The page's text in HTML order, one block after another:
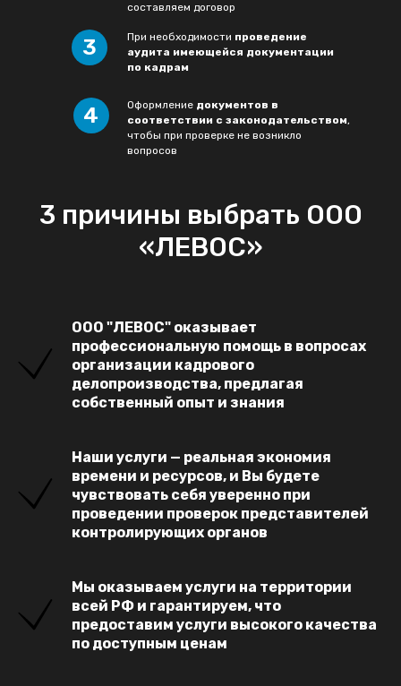
составляем договор
3 При необходимости проведение
аудита имеющейся документации
по кадрам
Оформление документов в
соответствии с законодательством,
чтобы при проверке не возникло
вопросов
4
3 причины выбрать ООО
«ЛЕВОС»
ООО "ЛЕВОС" оказывает
профессиональную помощь в вопросах
организации кадрового
делопроизводства, предлагая
собственный опыт и знания
Наши услуги — реальная экономия
времени и ресурсов, и Вы будете
чувствовать себя уверенно при
проведении проверок представителей
контролирующих органов
Мы оказываем услуги на территории
всей РФ и гарантируем, что
предоставим услуги высокого качества
по доступным ценам